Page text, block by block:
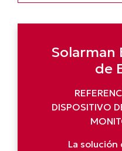
Solarman
de
DISPOSITIVO
La